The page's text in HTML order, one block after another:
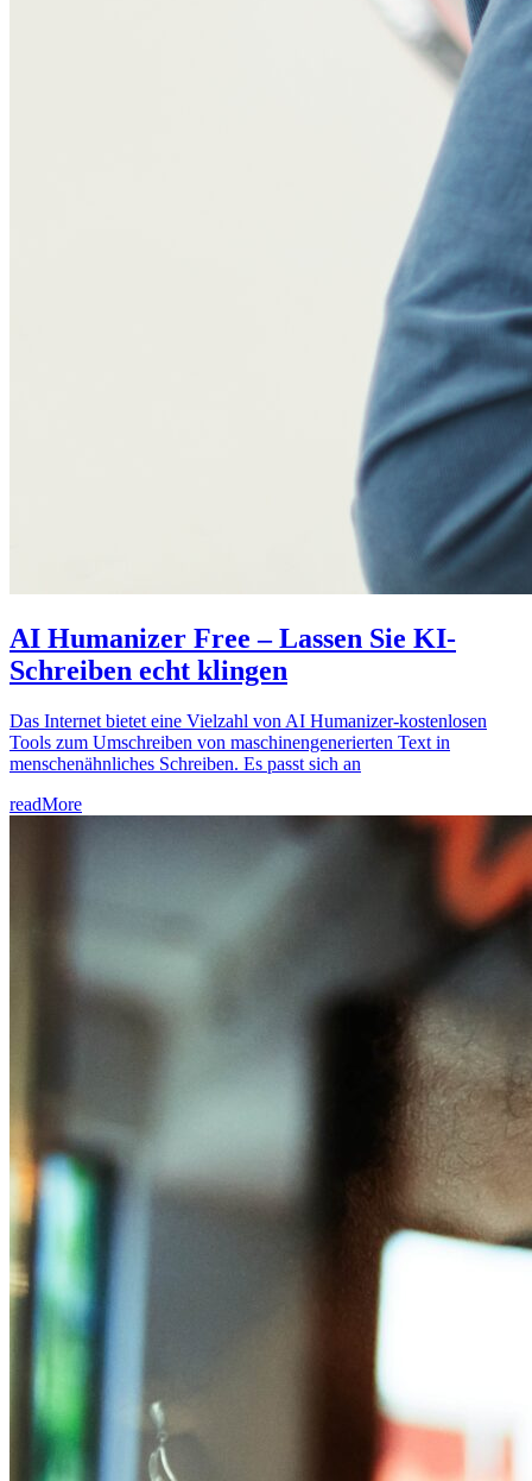
AI Humanizer Free – Lassen Sie KI-
Schreiben echt klingen
Das Internet bietet eine Vielzahl von AI Humanizer-kostenlosen
Tools zum Umschreiben von maschinengenerierten Text in
menschenähnliches Schreiben. Es passt sich an
readMore